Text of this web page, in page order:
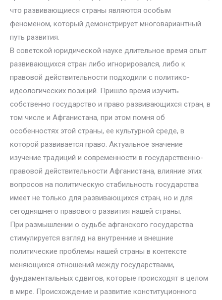
что развивающиеся страны являются особым
феноменом, который демонстрирует многовариантный
путь развития.
В советской юридической науке длительное время опыт
развивающихся стран либо игнорировался, либо к
правовой действительности подходили с политико-
идеологических позиций. Пришло время изучить
собственно государство и право развивающихся стран, в
том числе и Афганистана, при этом помня об
особенностях этой страны, ее культурной среде, в
которой развивается право. Актуальное значение
изучение традиций и современности в государственно-
правовой действительности Афганистана, влияние этих
вопросов на политическую стабильность государства
имеет не только для развивающихся стран, но и для
сегодняшнего правового развития нашей страны.
При размышлении о судьбе афганского государства
стимулируется взгляд на внутренние и внешние
политические проблемы нашей страны в контексте
меняющихся отношений между государствами,
фундаментальных сдвигов, которые происходят в целом
в мире. Происхождение и развитие конституционного